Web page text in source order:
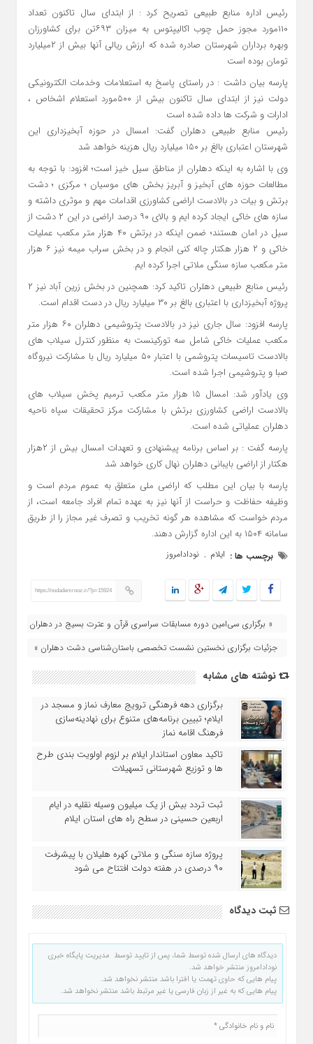
رئیس اداره منابع طبیعی تصریح کرد : از ابتدای سال تاکنون تعداد
۱۱۰مورد مجوز حمل چوب اکالیپتوس به میزان ۶۹۳تن برای کشاورزان
وبهره برداران شهرستان صادره شده که ارزش ریالی آنها بیش از ۲میلیارد
تومان بوده است
پارسه بیان داشت : در راستای پاسخ به استعلامات وخدمات الکترونیکی
دولت نیز از ابتدای سال تاکنون بیش از ۵۰۰مورد استعلام اشخاص ،
ادارات و شرکت ها داده شده است
رئیس منابع طبیعی دهلران گفت: امسال در حوزه آبخیزداری این
شهرستان اعتباری بالغ بر ۱۵۰ میلیارد ریال هزینه خواهد شد
وی با اشاره به اینکه دهلران از مناطق سیل خیز است؛ افزود: با توجه به
مطالعات حوزه های آبخیز و آبریز بخش های موسیان ؛ مرکزی ؛ دشت
برتش و بیات در بالادست اراضی کشاورزی اقدامات مهم و موثری داشته و
سازه های خاکی ایجاد کرده ایم و بالای ۹۰ درصد اراضی در این ۲ دشت از
سیل در امان هستند؛ ضمن اینکه در برتش ۴۰ هزار متر مکعب عملیات
خاکی و ۲ هزار هکتار چاله کنی انجام و در بخش سراب میمه نیز ۶ هزار
متر مکعب سازه سنگی ملاتی اجرا کرده ایم.
رئیس منابع طبیعی دهلران تاکید کرد: همچنین در بخش زرین آباد نیز ۲
پروژه آبخیزداری با اعتباری بالغ بر ۳۰ میلیارد ریال در دست اقدام است.
پارسه افزود: سال جاری نیز در بالادست پتروشیمی دهلران ۶۰ هزار متر
مکعب عملیات خاکی شامل سه تورکینست به منظور کنترل سیلاب های
بالادست تاسیسات پتروشمی با اعتبار ۵۰ میلیارد ریال با مشارکت نیروگاه
صبا و پتروشیمی اجرا شده است.
وی یادآور شد: امسال ۱۵ هزار متر مکعب ترمیم پخش سیلاب های
بالادست اراضی کشاورزی برتش با مشارکت مرکز تحقیقات سپاه ناحیه
دهلران عملیاتی شده است.
پارسه گفت : بر اساس برنامه پیشنهادی و تعهدات امسال بیش از ۲هزار
هکتار از اراضی بایبانی دهلران نهال کاری خواهد شد
پارسه با بیان این مطلب که اراضی ملی متعلق به عموم مردم است و
وظیفه حفاظت و حراست از آنها نیز به عهده تمام افراد جامعه است، از
مردم خواست که مشاهده هر گونه تخریب و تصرف غیر مجاز را از طریق
سامانه ۱۵۰۴ به این اداره گزارش دهند.
برچسب ها : ایلام , نودادامروز
https://nodademrooz.ir/?p=15924
« برگزاری سی‌امین دوره مسابقات سراسری قرآن و عترت بسیج در دهلران
جزئیات برگزاری نخستین نشست تخصصی باستان‌شناسی دشت دهلران »
نوشته های مشابه
برگزاری دهه فرهنگی ترویج معارف نماز و مسجد در
ایلام؛ تبیین برنامه‌های متنوع برای نهادینه‌سازی
فرهنگ اقامه نماز
تاکید معاون استاندار ایلام بر لزوم اولویت‌ بندی طرح‌
ها و توزیع شهرستانی تسهیلات
ثبت تردد بیش از یک میلیون وسیله نقلیه در ایام
اربعین حسینی در سطح راه‌ های استان ایلام
پروژه سازه سنگی و ملاتی کهره هلیلان با پیشرفت
۹۰ درصدی در هفته دولت افتتاح می شود
ثبت دیدگاه
دیدگاه های ارسال شده توسط شما، پس از تایید توسط مدیریت پایگاه خبری
نودادامروز منتشر خواهد شد.
پیام هایی که حاوی تهمت یا افترا باشد منتشر نخواهد شد.
پیام هایی که به غیر از زبان فارسی یا غیر مرتبط باشد منتشر نخواهد شد.